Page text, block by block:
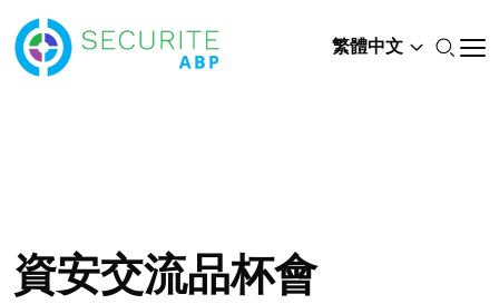
繁體中文
資安交流品杯會